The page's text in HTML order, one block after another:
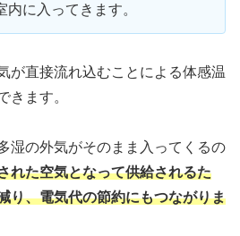
内に入ってきます。
が直接流れ込むことによる体感温
きます。
湿の外気がそのまま入ってくるの
れた空気となって供給されるた
り、電気代の節約にもつながりま